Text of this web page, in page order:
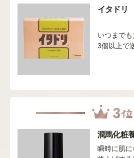
イタドリ
いつまで
3個以上で
潤馬化粧
瞬時に肌